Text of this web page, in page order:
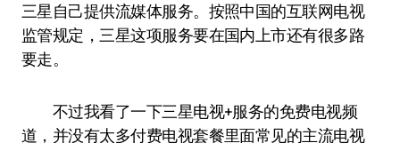
三星自己提供流媒体服务。按照中国的互联网电视
监管规定，三星这项服务要在国内上市还有很多路
要走。
不过我看了一下三星电视+服务的免费电视频
道，并没有太多付费电视套餐里面常见的主流电视